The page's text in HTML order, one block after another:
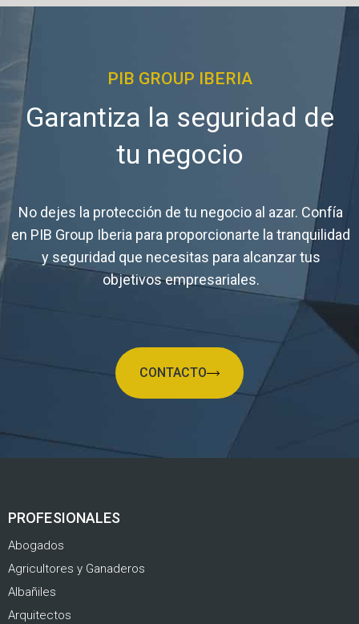
PIB GROUP IBERIA
Garantiza la seguridad de
tu negocio
No dejes la protección de tu negocio al azar. Confía
en PIB Group Iberia para proporcionarte la tranquilidad
y seguridad que necesitas para alcanzar tus
objetivos empresariales.
CONTACTO
PROFESIONALES
Abogados
Agricultores y Ganaderos
Albañiles
Arquitectos